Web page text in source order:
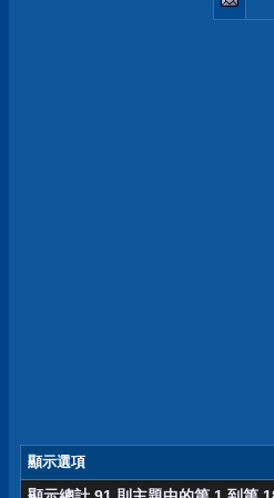
顯示選項